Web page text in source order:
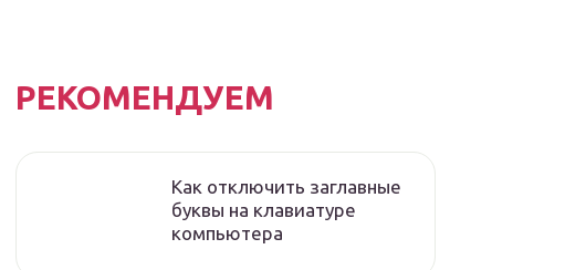
РЕКОМЕНДУЕМ
Как отключить заглавные
буквы на клавиатуре
компьютера